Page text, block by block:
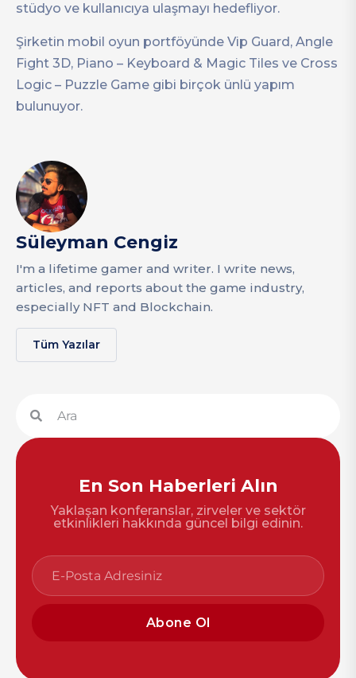
stüdyo ve kullanıcıya ulaşmayı hedefliyor.
Şirketin mobil oyun portföyünde Vip Guard, Angle
Fight 3D, Piano – Keyboard & Magic Tiles ve Cross
Logic – Puzzle Game gibi birçok ünlü yapım
bulunuyor.
Süleyman Cengiz
I'm a lifetime gamer and writer. I write news,
articles, and reports about the game industry,
especially NFT and Blockchain.
Tüm Yazılar
En Son Haberleri Alın
Yaklaşan konferanslar, zirveler ve sektör
etkinlikleri hakkında güncel bilgi edinin.
Abone Ol